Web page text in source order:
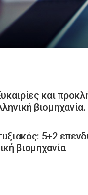
και
βιομηχανία.
5+2
βιομηχανία